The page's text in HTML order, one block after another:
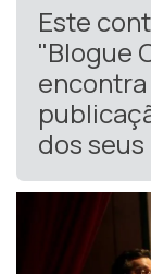
Este
"Blogue
dos